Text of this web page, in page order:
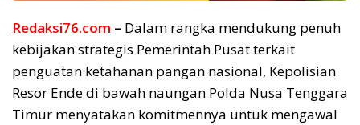
Redaksi76.com – Dalam rangka mendukung penuh
kebijakan strategis Pemerintah Pusat terkait
penguatan ketahanan pangan nasional, Kepolisian
Resor Ende di bawah naungan Polda Nusa Tenggara
Timur menyatakan komitmennya untuk mengawal